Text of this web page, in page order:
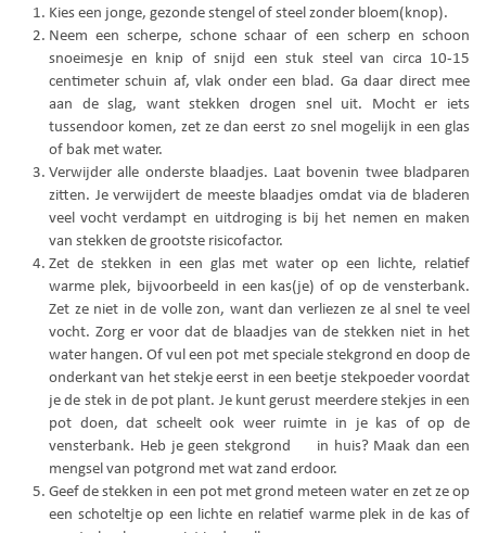
Kies een jonge, gezonde stengel of steel zonder bloem(knop).
Neem een scherpe, schone schaar of een scherp en schoon
snoeimesje en knip of snijd een stuk steel van circa 10-15
centimeter schuin af, vlak onder een blad. Ga daar direct mee
aan de slag, want stekken drogen snel uit. Mocht er iets
tussendoor komen, zet ze dan eerst zo snel mogelijk in een glas
of bak met water.
Verwijder alle onderste blaadjes. Laat bovenin twee bladparen
zitten. Je verwijdert de meeste blaadjes omdat via de bladeren
veel vocht verdampt en uitdroging is bij het nemen en maken
van stekken de grootste risicofactor.
Zet de stekken in een glas met water op een lichte, relatief
warme plek, bijvoorbeeld in een kas(je) of op de vensterbank.
Zet ze niet in de volle zon, want dan verliezen ze al snel te veel
vocht. Zorg er voor dat de blaadjes van de stekken niet in het
water hangen. Of vul een pot met speciale stekgrond en doop de
onderkant van het stekje eerst in een beetje stekpoeder voordat
je de stek in de pot plant. Je kunt gerust meerdere stekjes in een
pot doen, dat scheelt ook weer ruimte in je kas of op de
vensterbank. Heb je geen stekgrond in huis? Maak dan een
mengsel van potgrond met wat zand erdoor.
Geef de stekken in een pot met grond meteen water en zet ze op
een schoteltje op een lichte en relatief warme plek in de kas of